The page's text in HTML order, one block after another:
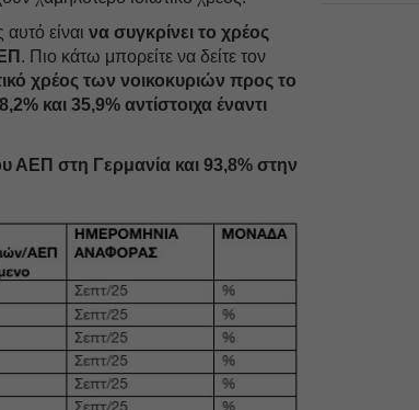
είναι να συγκρίνει το χρέος
. Πιο κάτω μπορείτε να δείτε τον
χρέος των νοικοκυριών προς το
και 35,9% αντίστοιχα έναντι
ΑΕΠ στη Γερμανία και 93,8% στην